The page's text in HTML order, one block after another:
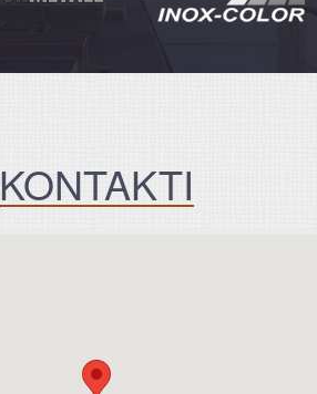
KONTAKTI